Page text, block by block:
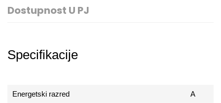
Dostupnost U PJ
Specifikacije
Energetski razred A